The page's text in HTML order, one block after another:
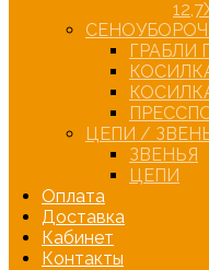
ГРАБЛИ
ЦЕПИ /
ЗВЕНЬЯ
ЦЕПИ
Оплата
Доставка
Кабинет
Контакты